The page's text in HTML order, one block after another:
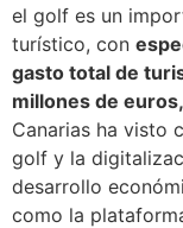
el golf es un
turístico, con
gasto total de
millones de
Canarias ha visto
golf y la
desarrollo
como la